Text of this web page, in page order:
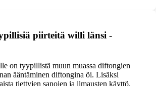
piirteitä willi länsi -
on tyypillistä muun muassa diftongien
ääntäminen diftongina öi. Lisäksi
tiettyjen sanojen ja ilmausten käyttö,